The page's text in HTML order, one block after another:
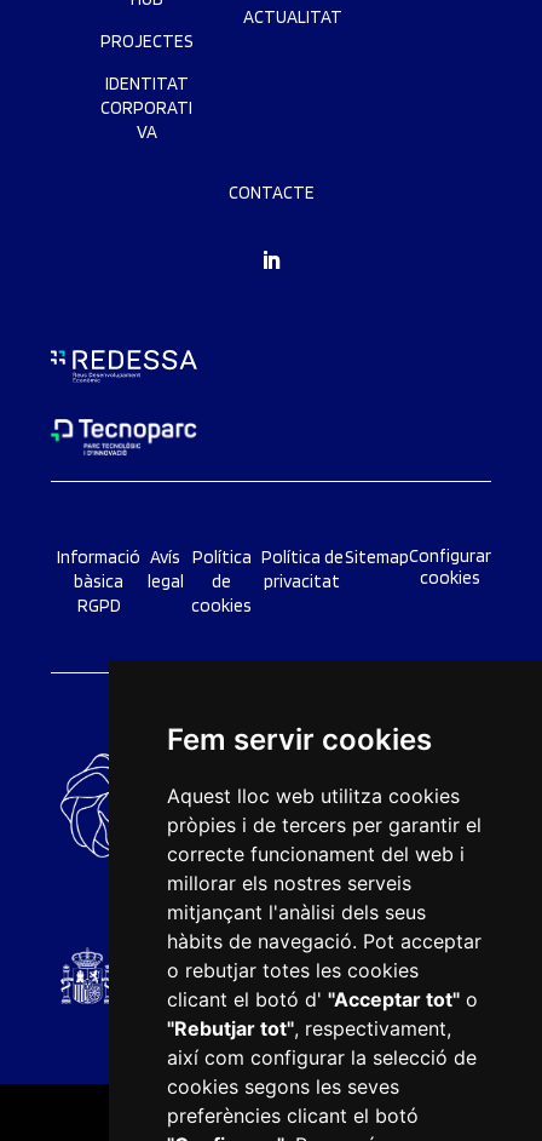
Fem servir cookies
Aquest lloc web utilitza cookies
pròpies i de tercers per garantir el
correcte funcionament del web i
millorar els nostres serveis
mitjançant l'anàlisi dels seus
hàbits de navegació. Pot acceptar
o rebutjar totes les cookies
clicant el botó d' "Acceptar tot"o
"Rebutjar tot", respectivament,
així com configurar la selecció de
cookies segons les seves
preferències clicant el botó
PROJECTES
IDENTITAT
CORPORATI
VA
ACTUALITAT
CONTACTE
Informació
bàsica
RGPD
Avís
legal
Política
de
cookies
Política de
privacitat
SitemapConfigurar
cookies